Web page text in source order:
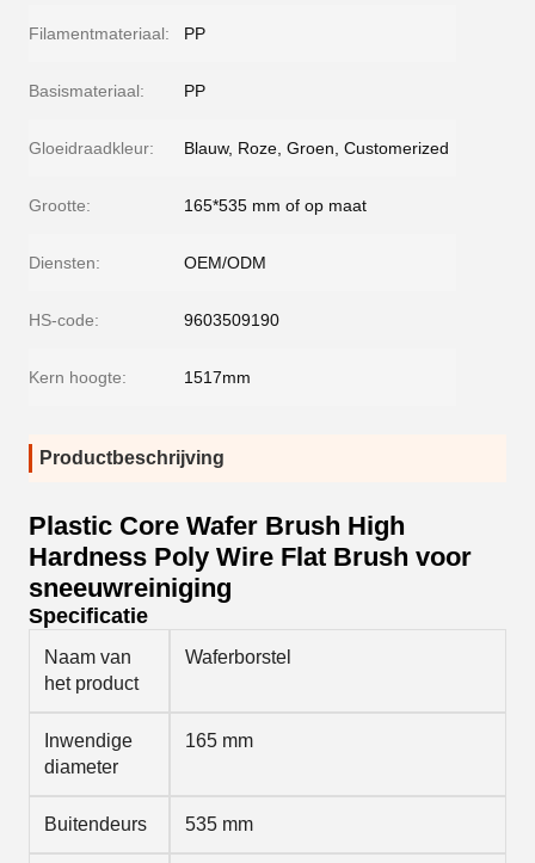
Filamentmateriaal: PP
Basismateriaal: PP
Gloeidraadkleur: Blauw, Roze, Groen, Customerized
Grootte: 165*535 mm of op maat
Diensten: OEM/ODM
HS-code: 9603509190
Kern hoogte: 1517mm
Productbeschrijving
Plastic Core Wafer Brush High
Hardness Poly Wire Flat Brush voor
sneeuwreiniging
Specificatie
Naam van
het product
Waferborstel
Inwendige
diameter
165 mm
Buitendeurs 535 mm